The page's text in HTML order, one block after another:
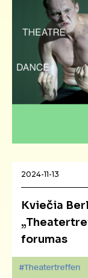
2024-11-13
Kviečia
forumas